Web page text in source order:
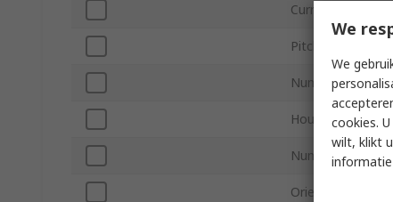
Current
Pitch
Number of
Housing Material
Number of Rows
Orientation
We
We
cookies.
wilt, klikt